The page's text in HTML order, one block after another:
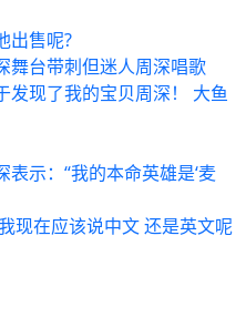
出售呢?
舞台带刺但迷人周深唱歌
发现了我的宝贝周深！ 大鱼
示：“我的本命英雄是‘麦
现在应该说中文 还是英文呢